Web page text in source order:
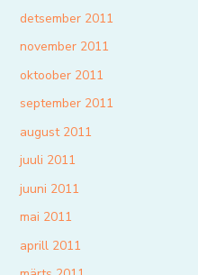
detsember 2011
november 2011
oktoober 2011
september 2011
august 2011
juuli 2011
juuni 2011
mai 2011
aprill 2011